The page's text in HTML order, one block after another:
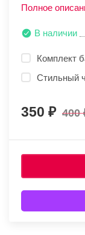
Полное
В наличии
Комплект
Стильный
350 400